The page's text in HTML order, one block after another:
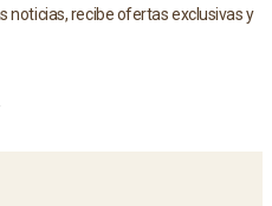
noticias, recibe ofertas exclusivas y